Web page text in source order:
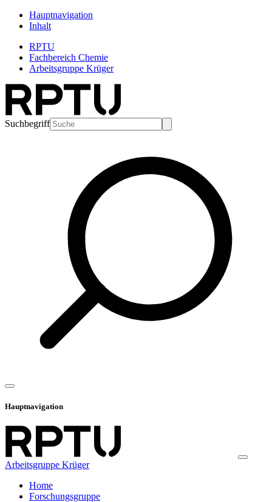
Hauptnavigation
Inhalt
RPTU
Fachbereich Chemie
Arbeitsgruppe Krüger
Suchbegriff
Hauptnavigation
Arbeitsgruppe Krüger
Home
Forschungsgruppe